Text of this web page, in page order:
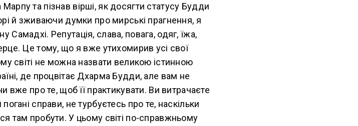
та пізнав вірші, як досягти статусу Будди
й зживаючи думки про мирські прагнення, я
Репутація, слава, повага, одяг, їжа,
Це тому, що я вже утихомирив усі свої
світі не можна назвати великою істинною
де процвітає Дхарма Будди, але вам не
вже про те, щоб її практикувати. Ви витрачаєте
справи, не турбуєтесь про те, наскільки
там пробути. У цьому світі по-справжньому